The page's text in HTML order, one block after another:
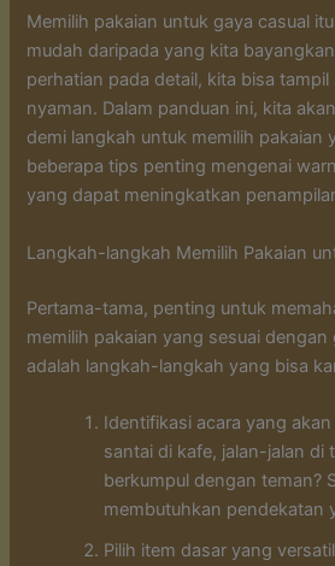
Memilih pakaian untuk gaya casual
mudah daripada yang kita
perhatian pada detail, kita bisa
nyaman. Dalam panduan ini, kita
demi langkah untuk memilih pakaian
beberapa tips penting mengenai
yang dapat meningkatkan
Langkah-langkah Memilih Pakaian
Pertama-tama, penting untuk
memilih pakaian yang sesuai dengan
adalah langkah-langkah yang bisa
Identifikasi acara yang
santai di kafe, jalan-jalan di
berkumpul dengan teman?
membutuhkan pendekatan
Pilih item dasar yang